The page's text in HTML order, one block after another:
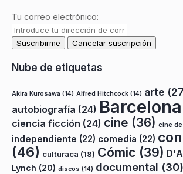
Tu correo electrónico:
Nube de etiquetas
Akira Kurosawa (14) Alfred Hitchcock (14) arte
autobiografía (24) Barcelona
ciencia ficción (24) cine (36) cine
independiente (22) comedia (22)
(46) culturaca (18) Cómic (39) D'A
Lynch (20) discos (14) documental (30)